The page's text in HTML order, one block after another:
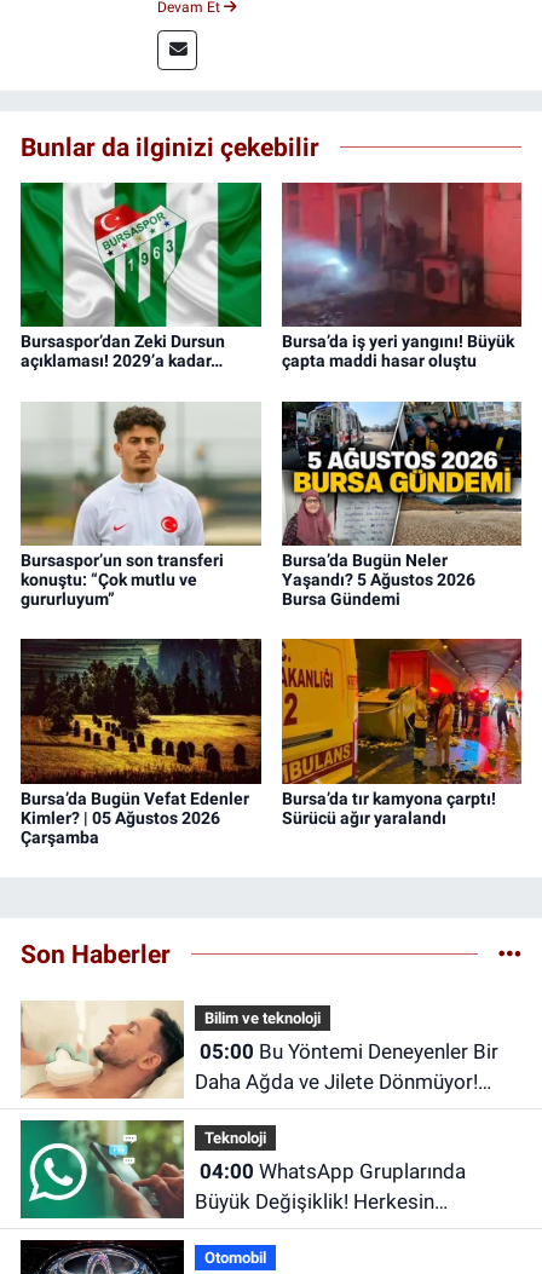
Devam Et
Bunlar da ilginizi çekebilir
Bursaspor’dan Zeki Dursun
açıklaması! 2029’a kadar…
Bursa’da iş yeri yangını! Büyük
çapta maddi hasar oluştu
Bursaspor’un son transferi
konuştu: “Çok mutlu ve
gururluyum”
Bursa’da Bugün Neler
Yaşandı? 5 Ağustos 2026
Bursa Gündemi
Bursa’da Bugün Vefat Edenler
Kimler? | 05 Ağustos 2026
Çarşamba
Bursa’da tır kamyona çarptı!
Sürücü ağır yaralandı
Son Haberler
Bilim ve teknoloji
05:00
Daha Ağda ve Jilete Dönmüyor!
Foto Epilasyon Hakkında Merak
Edilenler
Teknoloji
04:00
Büyük Değişiklik! Herkesin
Beklediği Özellik Sonunda Geldi
Otomobil